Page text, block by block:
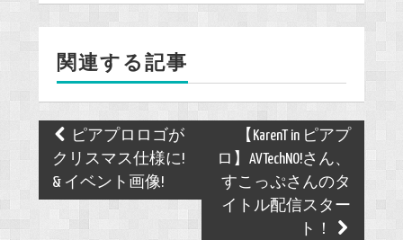
o
k
関連する記事
Post
navigation
ピアプロロゴが
クリスマス仕様に!
& イベント画像!
【KarenT in ピアプ
ロ】AVTechNO!さん、
すこっぷさんのタ
イトル配信スター
ト！